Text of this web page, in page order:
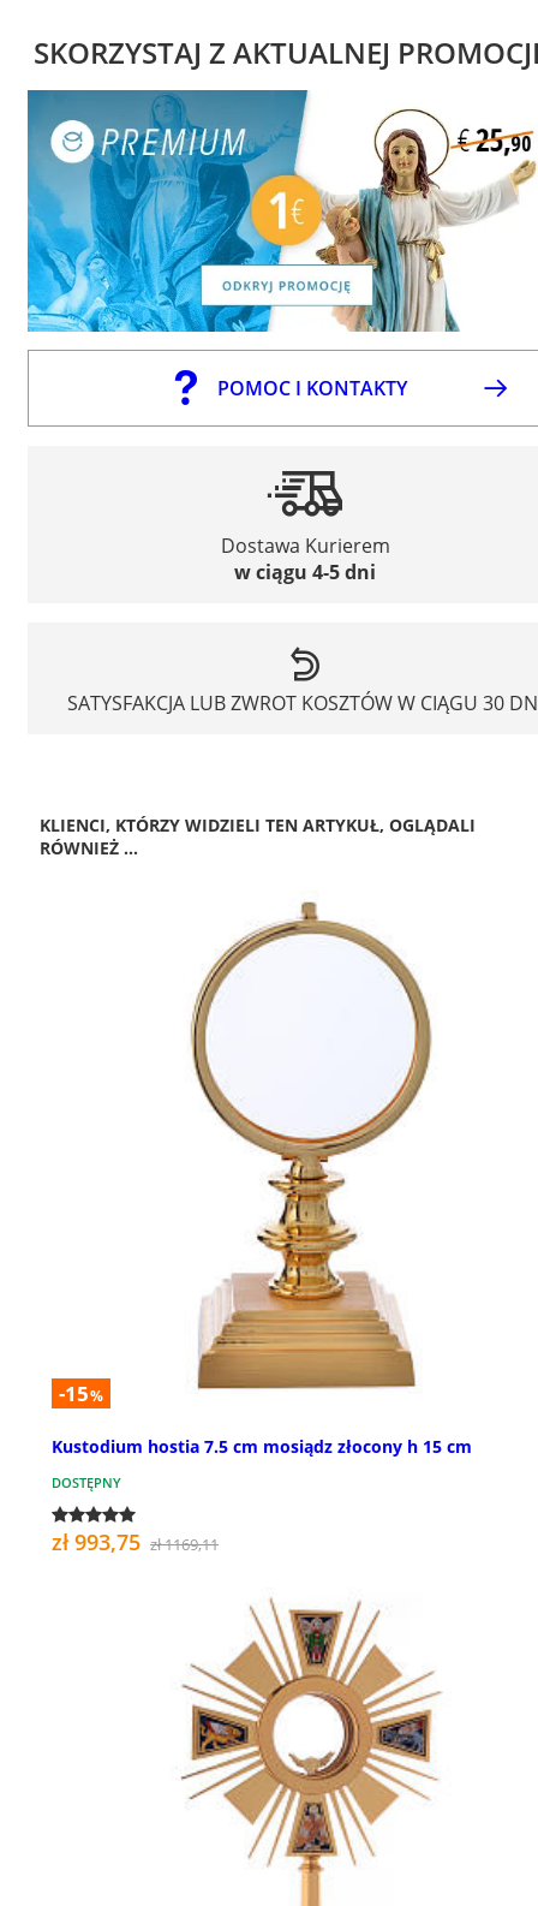
SKORZYSTAJ Z AKTUALNEJ
POMOC I KONTAKTY
Dostawa Kurierem
w ciągu 4-5 dni
SATYSFAKCJA LUB ZWROT KOSZTÓW W CIĄGU 30
KLIENCI, KTÓRZY WIDZIELI TEN ARTYKUŁ, OGLĄDALI
RÓWNIEŻ ...
-15%
Kustodium hostia 7.5 cm mosiądz złocony h 15 cm
DOSTĘPNY
zł 993,75 zł 1169,11